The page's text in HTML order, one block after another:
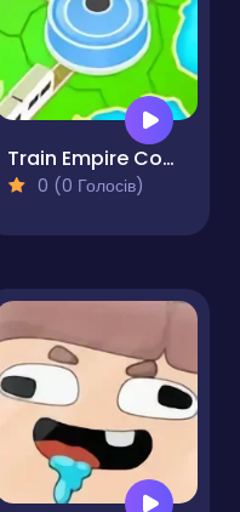
Train Empire Connect Railroad
0 (0 Голосів)